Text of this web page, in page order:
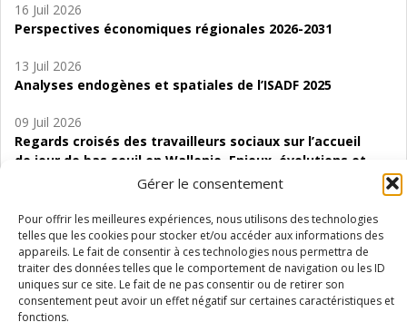
Gérer le consentement
Pour offrir les meilleures expériences, nous utilisons des technologies
telles que les cookies pour stocker et/ou accéder aux informations des
appareils. Le fait de consentir à ces technologies nous permettra de
traiter des données telles que le comportement de navigation ou les ID
uniques sur ce site. Le fait de ne pas consentir ou de retirer son
consentement peut avoir un effet négatif sur certaines caractéristiques et
fonctions.
16 Juil 2026
Perspectives économiques régionales 2026-2031
13 Juil 2026
Analyses endogènes et spatiales de l’ISADF 2025
09 Juil 2026
Regards croisés des travailleurs sociaux sur l’accueil
de jour de bas seuil en Wallonie. Enjeux, évolutions et
06 Juil 2026
Étude d’évaluabilité des Structures
d’accompagnement à l’autocréation d’emploi (SAACE)
01 Juil 2026
Pénurie du personnel infirmier :quels indicateurs